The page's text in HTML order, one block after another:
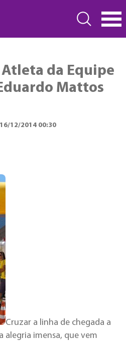
da Equipe
Mattos
12/2014 00:30
Cruzar a linha de chegada a
alegria imensa, que vem